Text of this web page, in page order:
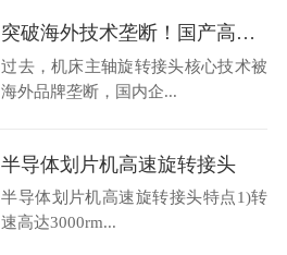
突破海外技术垄断！国产高速机床主轴旋转接头36000转高转速自主可控
过去，机床主轴旋转接头核心技术被
海外品牌垄断，国内企...
半导体划片机高速旋转接头
半导体划片机高速旋转接头特点1)转
速高达3000rm...